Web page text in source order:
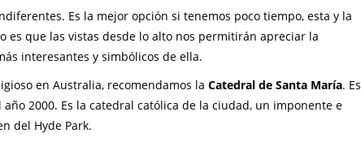
Es la mejor opción si tenemos poco tiempo, esta y la
es que las vistas desde lo alto nos permitirán apreciar la
interesantes y simbólicos de ella.
en Australia, recomendamos la Catedral de Santa María. Es
2000. Es la catedral católica de la ciudad, un imponente e
del Hyde Park.